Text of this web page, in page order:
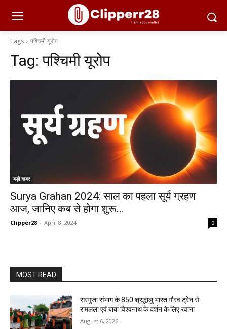
Tags पश्चिमी यूरोप
Tag:पश्चिमी यूरोप
बड़ी खबर
Surya Grahan 2024: साल का पहला सूर्य ग्रहण
आज, जानिए कब से होगा शुरू…
Clipper28 - April 8, 2024 0
MOST READ
सरगुजा संभाग के 850 श्रद्धालु भारत गौरव ट्रेन से
रामलला एवं बाबा विश्वनाथ के दर्शन के लिए रवाना
August 6, 2026